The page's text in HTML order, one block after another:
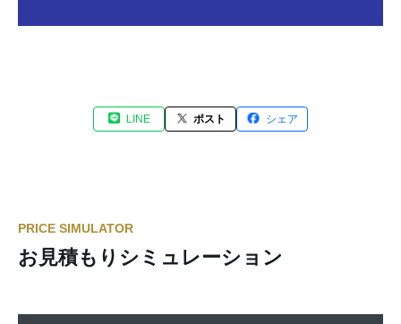
LINE ポスト シェア
PRICE SIMULATOR
お見積もりシミュレーション